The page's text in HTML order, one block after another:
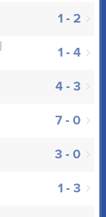
1 - 2
1 - 4
4 - 3
7 - 0
3 - 0
1 - 3